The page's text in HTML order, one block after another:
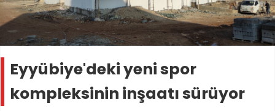
Eyyübiye'deki yeni spor
kompleksinin inşaatı sürüyor